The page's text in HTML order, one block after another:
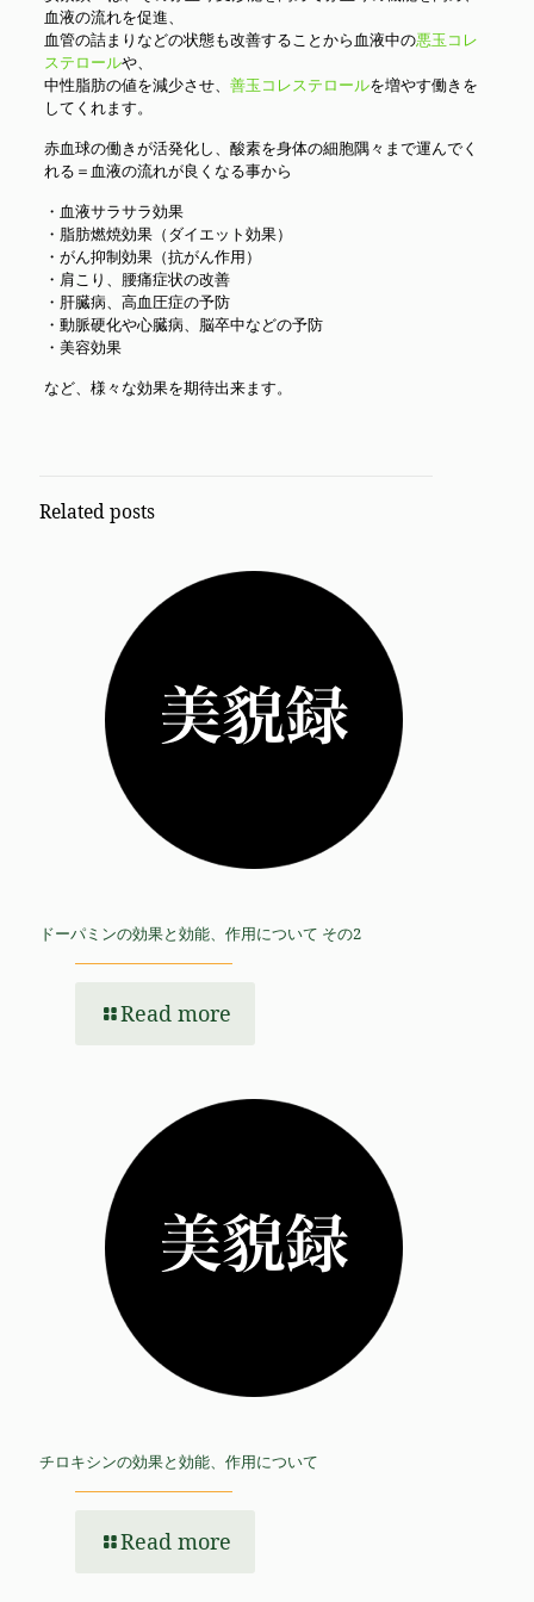
血液の流れを促進、
血管の詰まりなどの状態も改善することから血液中の悪玉コレ
ステロールや、
中性脂肪の値を減少させ、 善玉コレステロールを増やす働きを
してくれます。
赤血球の働きが活発化し、酸素を身体の細胞隅々まで運んでく
れる＝血液の流れが良くなる事から
・血液サラサラ効果
・脂肪燃焼効果（ダイエット効果）
・がん抑制効果（抗がん作用）
・肩こり、腰痛症状の改善
・肝臓病、高血圧症の予防
・動脈硬化や心臓病、脳卒中などの予防
・美容効果
など、様々な効果を期待出来ます。
Related posts
ドーパミンの効果と効能、作用について その2
Read more
チロキシンの効果と効能、作用について
Read more